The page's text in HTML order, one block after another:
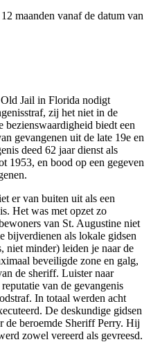
maanden vanaf de datum van
Jail in Florida nodigt
zij het niet in de
biedt een
gevangenen uit de late 19e en
deed 62 jaar dienst als
1953, en bood op een gegeven
er van buiten uit als een
Het was met opzet zo
van St. Augustine niet
bijverdienen als lokale gidsen
niet minder) leiden je naar de
beveiligde zone en galg,
de sheriff. Luister naar
van de gevangenis
In totaal werden acht
De deskundige gidsen
de beroemde Sheriff Perry. Hij
zowel vereerd als gevreesd.